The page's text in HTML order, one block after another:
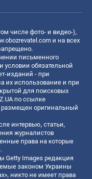
числе фото- и видео-),
и на всех
письменного
условии обязательной
изданий - при
их использование и при
для поисковых
по ссылке
размещен оригинальный
интервью, статьи,
журналистов
права на которые
Getty Images редакция
законом Украины
никто не имеет права